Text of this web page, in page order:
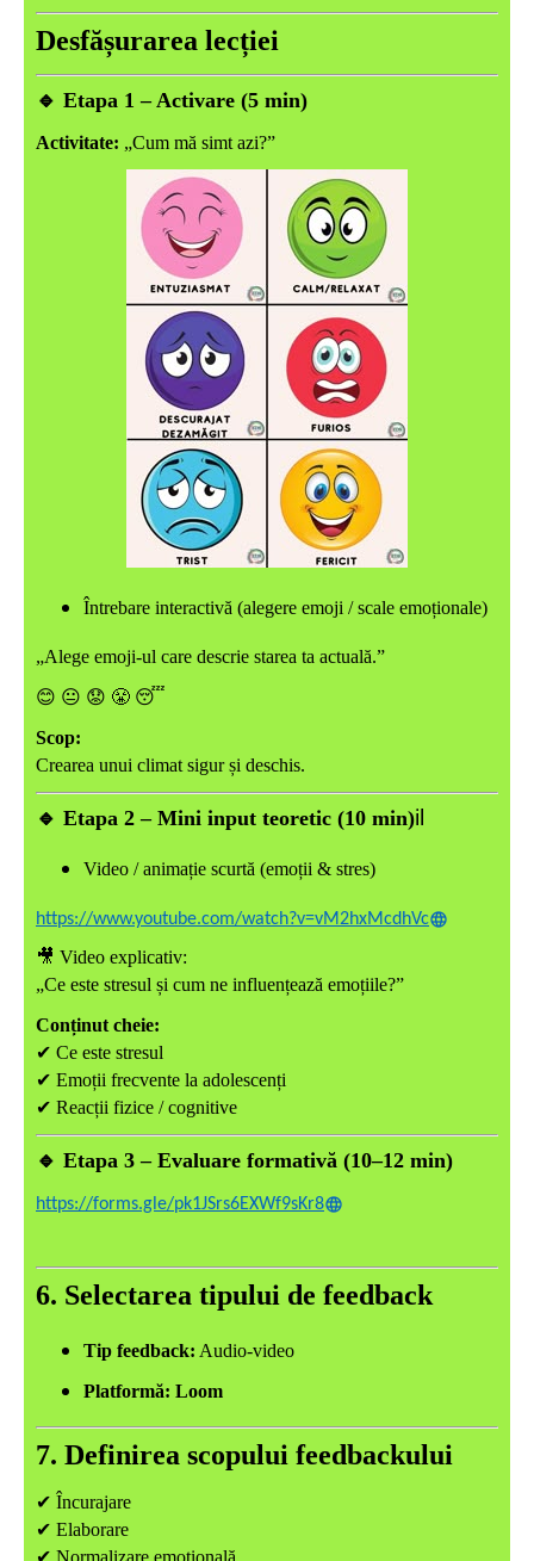
Desfășurarea lecției
🔹 Etapa 1 – Activare (5 min)
Activitate: „Cum mă simt azi?”
Întrebare interactivă (alegere emoji / scale emoționale)
„Alege emoji-ul care descrie starea ta actuală.”
😊 😐 😟 😤 😴
Scop:
Crearea unui climat sigur și deschis.
🔹 Etapa 2 – Mini input teoretic (10 min)il
Video / animație scurtă (emoții & stres)
https://www.youtube.com/watch?v=vM2hxMcdhVc
🎥 Video explicativ:
„Ce este stresul și cum ne influențează emoțiile?”
Conținut cheie:
✔ Ce este stresul
✔ Emoții frecvente la adolescenți
✔ Reacții fizice / cognitive
🔹 Etapa 3 – Evaluare formativă (10–12 min)
https://forms.gle/pk1JSrs6EXWf9sKr8
6. Selectarea tipului de feedback
Tip feedback: Audio-video
Platformă: Loom
7. Definirea scopului feedbackului
✔ Încurajare
✔ Elaborare